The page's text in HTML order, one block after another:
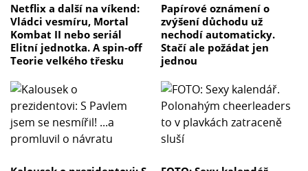
Netflix a další na víkend:
Vládci vesmíru, Mortal
Kombat II nebo seriál
Elitní jednotka. A spin-off
Teorie velkého třesku
Papírové oznámení o
zvýšení důchodu už
nechodí automaticky.
Stačí ale požádat jen
jednou